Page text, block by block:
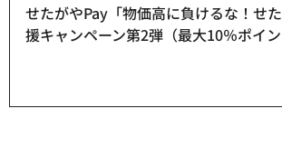
し応
」
熱中症予防「お休み処」を